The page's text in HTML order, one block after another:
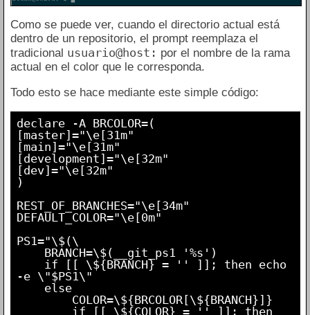
Como se puede ver, cuando el directorio actual está
dentro de un repositorio, el prompt reemplaza el
tradicional usuario@host: por el nombre de la rama
actual en el color que le corresponda.
Todo esto se hace mediante este simple código:
declare -A BRCOLOR=(
[master]="\e[31m"
[main]="\e[31m"
[development]="\e[32m"
[dev]="\e[32m"
)
REST_OF_BRANCHES="\e[34m"
DEFAULT_COLOR="\e[0m"
PS1="\$(\
-e \"$PS1\"